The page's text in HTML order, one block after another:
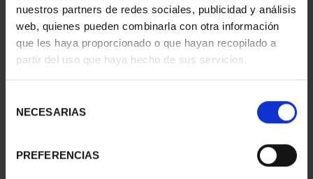
nuestros partners de redes sociales, publicidad y análisis
web, quienes pueden combinarla con otra información
que les haya proporcionado o que hayan recopilado a
partir del uso que haya hecho de sus servicios.
NECESARIAS
PREFERENCIAS